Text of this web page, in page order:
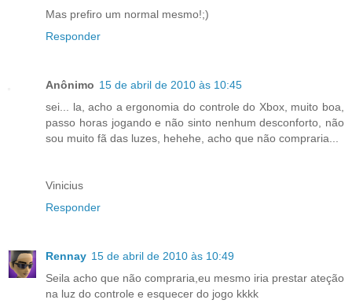
Mas prefiro um normal mesmo!;)
Responder
Anônimo 15 de abril de 2010 às 10:45
sei... la, acho a ergonomia do controle do Xbox, muito boa,
passo horas jogando e não sinto nenhum desconforto, não
sou muito fã das luzes, hehehe, acho que não compraria...
Vinicius
Responder
Rennay 15 de abril de 2010 às 10:49
Seila acho que não compraria,eu mesmo iria prestar ateção
na luz do controle e esquecer do jogo kkkk